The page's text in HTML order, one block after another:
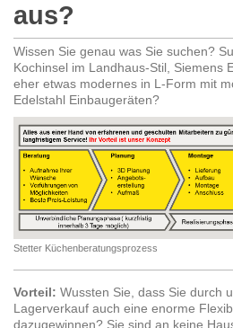
aus?
Wissen Sie genau was Sie suchen?
Kochinsel im Landhaus-Stil, Siemens
eher etwas modernes in L-Form mit
Edelstahl Einbaugeräten?
Stetter Küchenberatungsprozess
Vorteil: Wussten Sie, dass Sie durch
Lagerverkauf auch eine enorme
dazugewinnen? Sie sind an keine